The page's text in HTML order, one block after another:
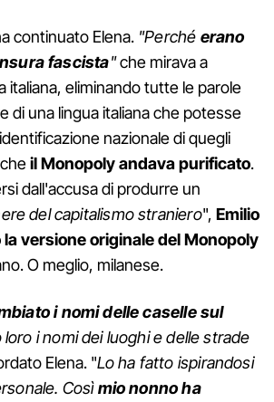
continuato Elena."Perché erano
fascista"che mirava a
italiana, eliminando tutte le parole
di una lingua italiana che potesse
nazionale di quegli
il Monopoly andava purificato.
dall'accusa di produrre un
del capitalismo straniero", Emilio
versione originale del Monopoly
O meglio, milanese.
i nomi delle caselle sul
loro i nomi dei luoghi e delle strade
Elena. "Lo ha fatto ispirandosi
Cosìmio nonno ha